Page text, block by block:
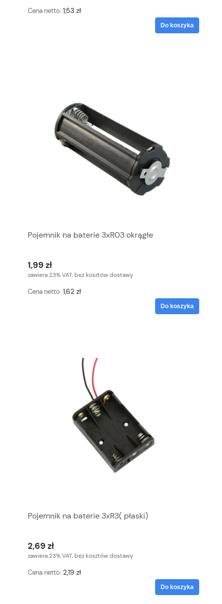
Cena netto: 1,53 zł
Do koszyka
Pojemnik na baterie 3xR03 okrągłe
1,99 zł
zawiera 23% VAT, bez kosztów dostawy
Cena netto: 1,62 zł
Do koszyka
Pojemnik na baterie 3xR3( płaski)
2,69 zł
zawiera 23% VAT, bez kosztów dostawy
Cena netto: 2,19 zł
Do koszyka